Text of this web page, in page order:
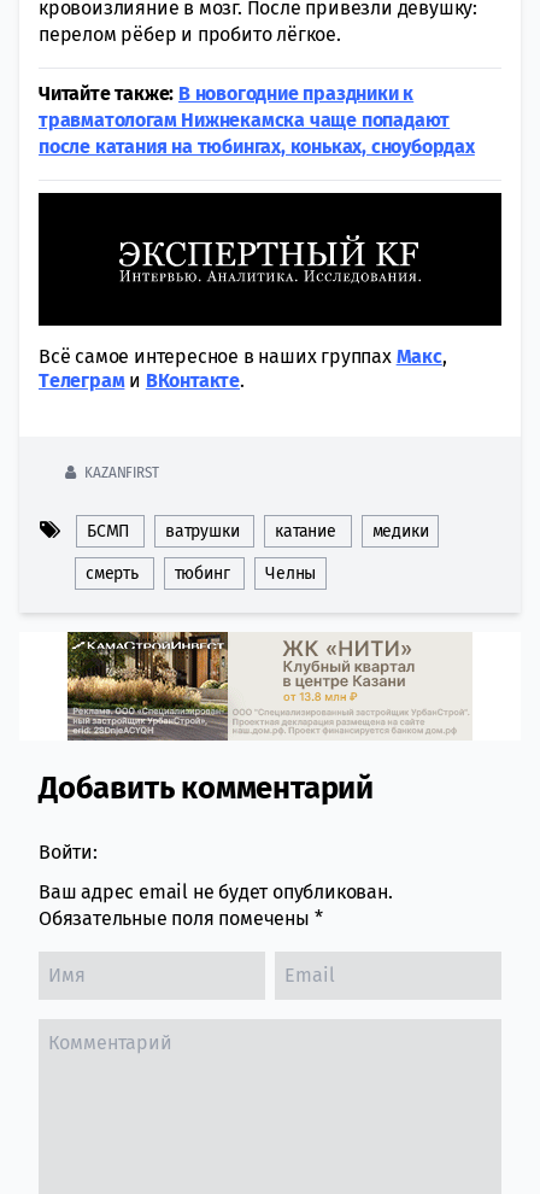
кровоизлияние в мозг. После привезли девушку:
перелом рёбер и пробито лёгкое.
Читайте также: В новогодние праздники к
травматологам Нижнекамска чаще попадают
после катания на тюбингах, коньках, сноубордах
Всё самое интересное в наших группах Макс,
Tелеграми ВКонтакте.
KAZANFIRST
БСМП ватрушки катание медики
смерть тюбинг Челны
Comment section
Добавить комментарий
Войти:
Ваш адрес email не будет опубликован.
Обязательные поля помечены *